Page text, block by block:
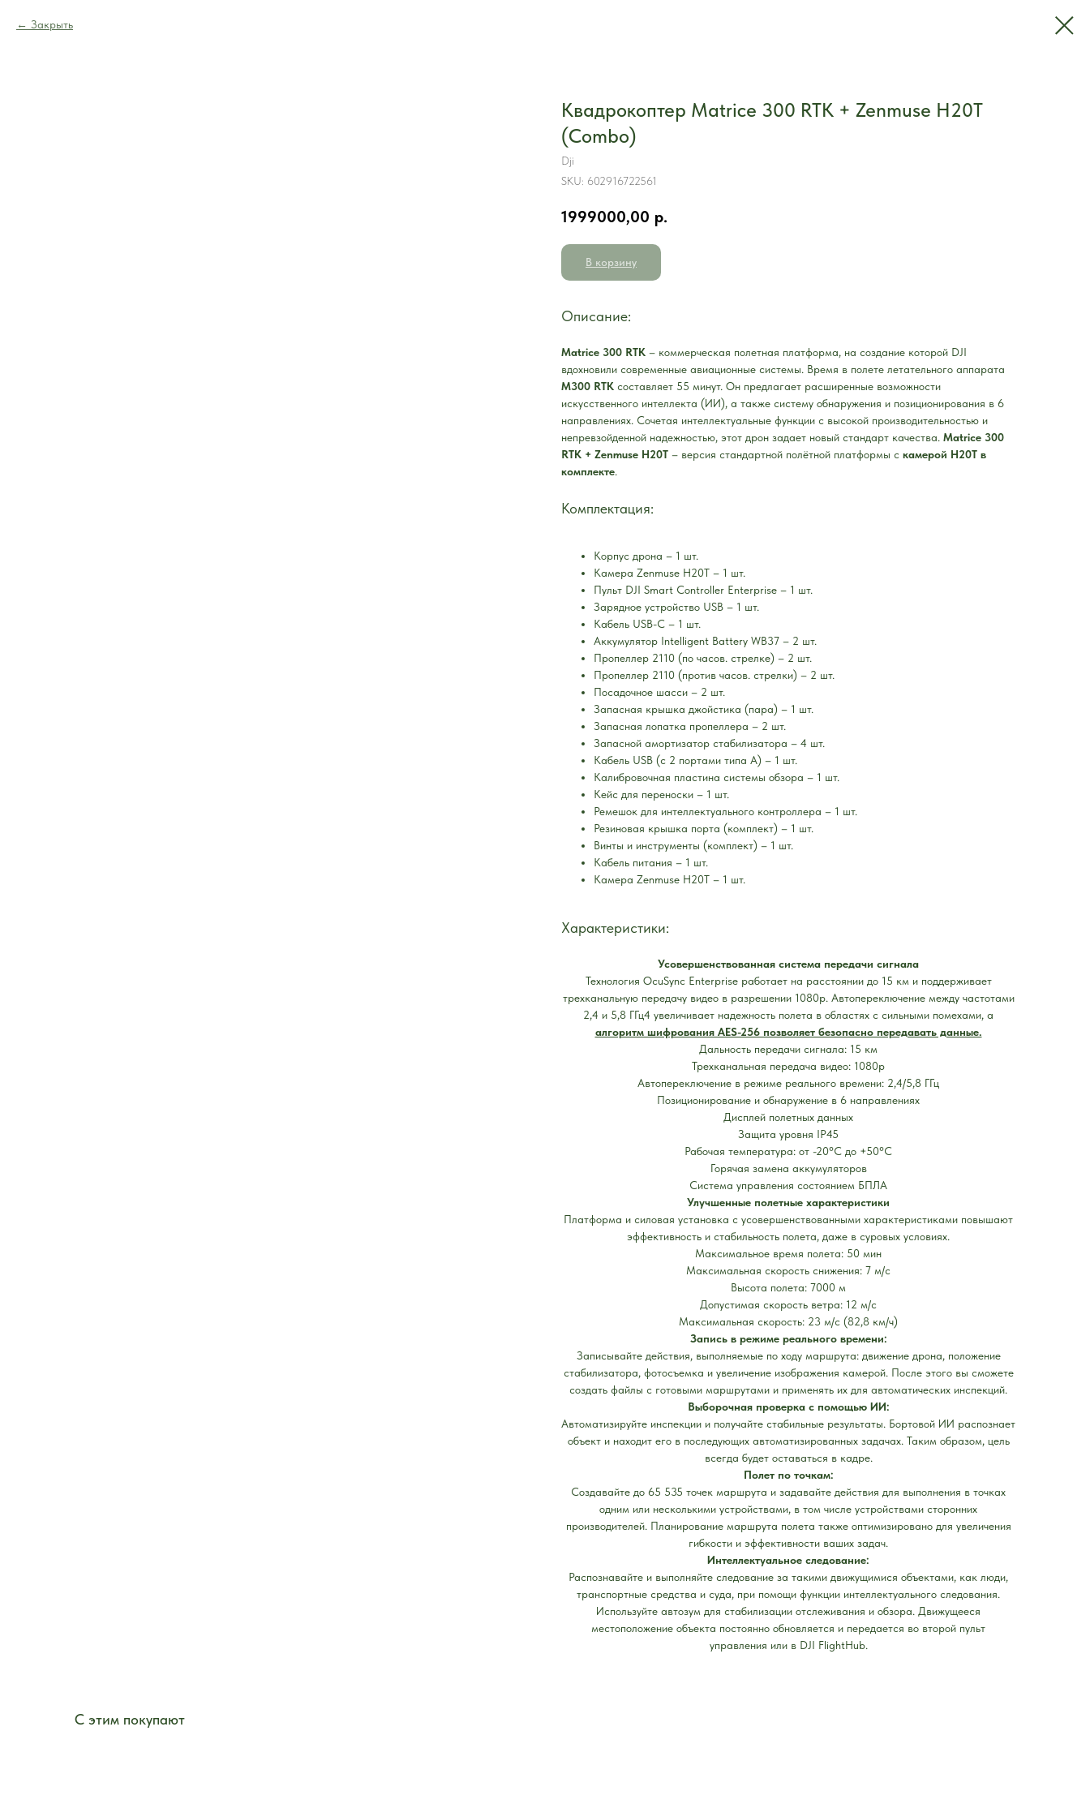
Закрыть
Квадрокоптер Matrice 300 RTK + Zenmuse H20T
(Combo)
Dji
SKU: 602916722561
1999000,00 р.
В корзину
Описание:
Matrice 300 RTK – коммерческая полетная платформа, на создание которой DJI
вдохновили современные авиационные системы. Время в полете летательного аппарата
M300 RTK составляет 55 минут. Он предлагает расширенные возможности
искусственного интеллекта (ИИ), а также систему обнаружения и позиционирования в 6
направлениях. Сочетая интеллектуальные функции с высокой производительностью и
непревзойденной надежностью, этот дрон задает новый стандарт качества. Matrice 300
RTK + Zenmuse H20T – версия стандартной полётной платформы с камерой H20T в
комплекте.
Комплектация:
Корпус дрона – 1 шт.
Камера Zenmuse H20T – 1 шт.
Пульт DJI Smart Controller Enterprise – 1 шт.
Зарядное устройство USB – 1 шт.
Кабель USB-C – 1 шт.
Аккумулятор Intelligent Battery WB37 – 2 шт.
Пропеллер 2110 (по часов. стрелке) – 2 шт.
Пропеллер 2110 (против часов. стрелки) – 2 шт.
Посадочное шасси – 2 шт.
Запасная крышка джойстика (пара) – 1 шт.
Запасная лопатка пропеллера – 2 шт.
Запасной амортизатор стабилизатора – 4 шт.
Кабель USB (с 2 портами типа A) – 1 шт.
Калибровочная пластина системы обзора – 1 шт.
Кейс для переноски – 1 шт.
Ремешок для интеллектуального контроллера – 1 шт.
Резиновая крышка порта (комплект) – 1 шт.
Винты и инструменты (комплект) – 1 шт.
Кабель питания – 1 шт.
Камера Zenmuse H20T – 1 шт.
Характеристики:
Усовершенствованная система передачи сигнала
Технология OcuSync Enterprise работает на расстоянии до 15 км и поддерживает
трехканальную передачу видео в разрешении 1080p. Автопереключение между частотами
2,4 и 5,8 ГГц4 увеличивает надежность полета в областях с сильными помехами, а
алгоритм шифрования AES-256 позволяет безопасно передавать данные.
Дальность передачи сигнала: 15 км
Трехканальная передача видео: 1080p
Автопереключение в режиме реального времени: 2,4/5,8 ГГц
Позиционирование и обнаружение в 6 направлениях
Дисплей полетных данных
Защита уровня IP45
Рабочая температура: от -20°C до +50°C
Горячая замена аккумуляторов
Система управления состоянием БПЛА
Улучшенные полетные характеристики
Платформа и силовая установка с усовершенствованными характеристиками повышают
эффективность и стабильность полета, даже в суровых условиях.
Максимальное время полета: 50 мин
Максимальная скорость снижения: 7 м/c
Высота полета: 7000 м
Допустимая скорость ветра: 12 м/c
Максимальная скорость: 23 м/c (82,8 км/ч)
Запись в режиме реального времени:
Записывайте действия, выполняемые по ходу маршрута: движение дрона, положение
стабилизатора, фотосъемка и увеличение изображения камерой. После этого вы сможете
создать файлы с готовыми маршрутами и применять их для автоматических инспекций.
Выборочная проверка с помощью ИИ:
Автоматизируйте инспекции и получайте стабильные результаты. Бортовой ИИ распознает
объект и находит его в последующих автоматизированных задачах. Таким образом, цель
всегда будет оставаться в кадре.
Полет по точкам:
Создавайте до 65 535 точек маршрута и задавайте действия для выполнения в точках
одним или несколькими устройствами, в том числе устройствами сторонних
производителей. Планирование маршрута полета также оптимизировано для увеличения
гибкости и эффективности ваших задач.
Интеллектуальное следование:
Распознавайте и выполняйте следование за такими движущимися объектами, как люди,
транспортные средства и суда, при помощи функции интеллектуального следования.
Используйте автозум для стабилизации отслеживания и обзора. Движущееся
местоположение объекта постоянно обновляется и передается во второй пульт
управления или в DJI FlightHub.
С этим покупают